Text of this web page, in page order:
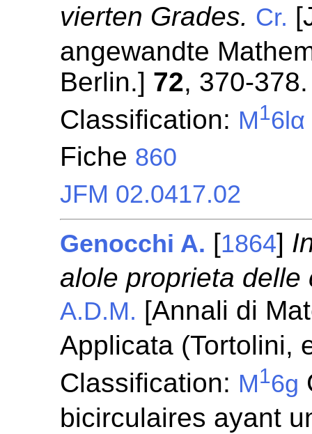
vierten Grades. Cr.
angewandte
Berlin.] 72, 370-378.
Classification: M16lα
Fiche 860
JFM 02.0417.02
Genocchi A. [1864]
alole proprieta
A.D.M. [Annali di
Applicata (Tortolini,
Classification: M16g
bicirculaires ayant